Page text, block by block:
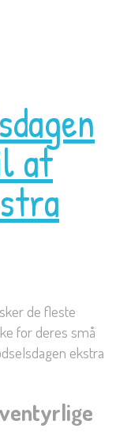
at
de fleste
for deres små
ekstra